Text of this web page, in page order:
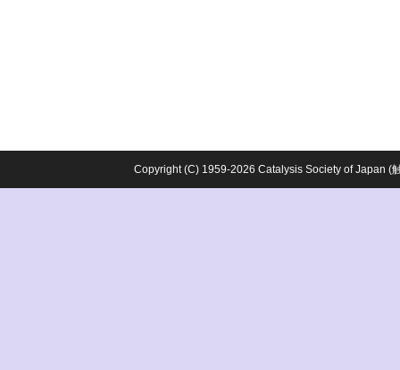
Copyright (C) 1959-2026 Catalysis Society of Japan (